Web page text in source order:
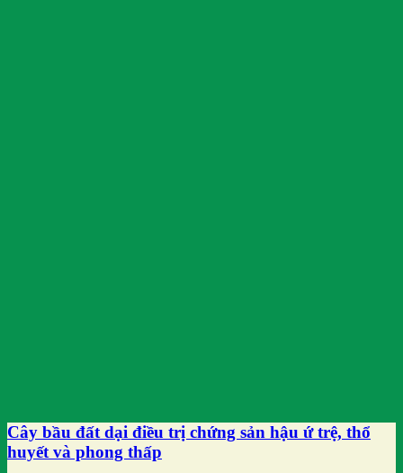
Cây bầu đất dại điều trị chứng sản hậu ứ trệ, thổ
huyết và phong thấp